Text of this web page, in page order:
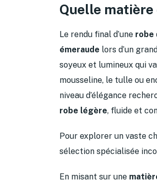
Quelle matière
Le rendu final d’une robe
émeraude lors d’un
soyeux et lumineux qui
mousseline, le tulle ou
niveau d’élégance
robe légère, fluide et
Pour explorer un vaste
sélection spécialisée
En misant sur une